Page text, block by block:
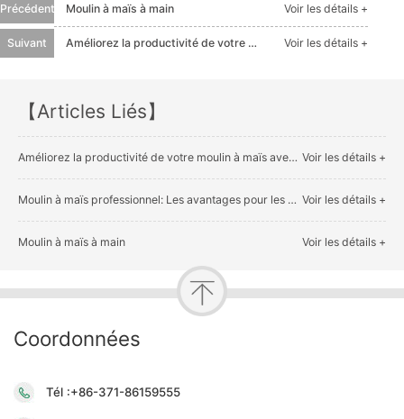
Voir les détails +
Précédent Moulin à maïs à main
Voir les détails +
Suivant Améliorez la productivité de votre moulin à maïs avec la technologie automatisée de Win Tone Machine
【Articles Liés】
Voir les détails +
Améliorez la productivité de votre moulin à maïs avec la technologie automatisée de Win Tone Machine
Voir les détails +
Moulin à maïs professionnel: Les avantages pour les professionnels
Voir les détails +
Moulin à maïs à main
Coordonnées
Tél :+86-371-86159555